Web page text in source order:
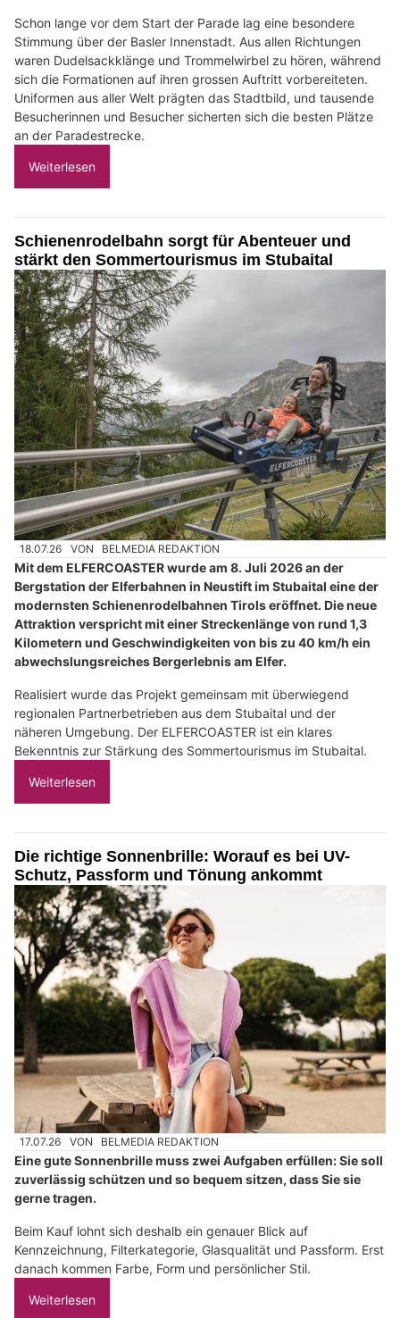
Schon lange vor dem Start der Parade lag eine besondere
Stimmung über der Basler Innenstadt. Aus allen Richtungen
waren Dudelsackklänge und Trommelwirbel zu hören, während
sich die Formationen auf ihren grossen Auftritt vorbereiteten.
Uniformen aus aller Welt prägten das Stadtbild, und tausende
Besucherinnen und Besucher sicherten sich die besten Plätze
an der Paradestrecke.
Weiterlesen
Schienenrodelbahn sorgt für Abenteuer und
stärkt den Sommertourismus im Stubaital
18.07.26 VON BELMEDIA REDAKTION
Mit dem ELFERCOASTER wurde am 8. Juli 2026 an der
Bergstation der Elferbahnen in Neustift im Stubaital eine der
modernsten Schienenrodelbahnen Tirols eröffnet. Die neue
Attraktion verspricht mit einer Streckenlänge von rund 1,3
Kilometern und Geschwindigkeiten von bis zu 40 km/h ein
abwechslungsreiches Bergerlebnis am Elfer.
Realisiert wurde das Projekt gemeinsam mit überwiegend
regionalen Partnerbetrieben aus dem Stubaital und der
näheren Umgebung. Der ELFERCOASTER ist ein klares
Bekenntnis zur Stärkung des Sommertourismus im Stubaital.
Weiterlesen
Die richtige Sonnenbrille: Worauf es bei UV-
Schutz, Passform und Tönung ankommt
17.07.26 VON BELMEDIA REDAKTION
Eine gute Sonnenbrille muss zwei Aufgaben erfüllen: Sie soll
zuverlässig schützen und so bequem sitzen, dass Sie sie
gerne tragen.
Beim Kauf lohnt sich deshalb ein genauer Blick auf
Kennzeichnung, Filterkategorie, Glasqualität und Passform. Erst
danach kommen Farbe, Form und persönlicher Stil.
Weiterlesen